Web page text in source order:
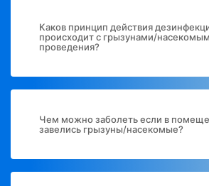
Каков принцип действия
происходит с грызунами/
проведения?
Чем можно заболеть если в
завелись грызуны/насекомые?